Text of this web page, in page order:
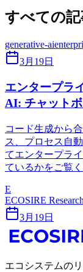
すべての
generative-ai
3月19日
エンタープラ
AI: チャット
コード生成から
ス、プロセス自
てエンタープラ
ているかをご覧く
E
ECOSIRE
3月19日
エコシステムの